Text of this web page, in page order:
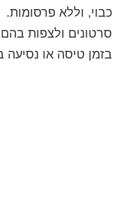
כבוי, וללא
סרטונים ולצפות
בזמן טיסה או נסיעה